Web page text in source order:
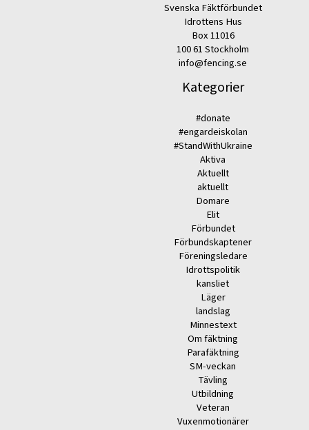
Svenska Fäktförbundet
Idrottens Hus
Box 11016
100 61 Stockholm
info@fencing.se
Kategorier
#donate
#engardeiskolan
#StandWithUkraine
Aktiva
Aktuellt
aktuellt
Domare
Elit
Förbundet
Förbundskaptener
Föreningsledare
Idrottspolitik
kansliet
Läger
landslag
Minnestext
Om fäktning
Parafäktning
SM-veckan
Tävling
Utbildning
Veteran
Vuxenmotionärer